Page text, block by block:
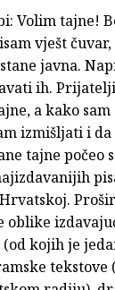
Volim tajne!
vješt čuvar,
javna.
ih.
a kako
izmišljati i
tajne počeo
oblike
kojih je
tekstove